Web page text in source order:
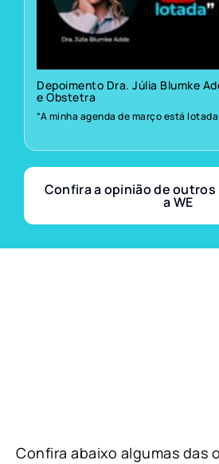
Depoimento Dra. Júlia Blumke
e Obstetra
“A minha agenda de março está
Confira a opinião de
a WE
Confira abaixo algumas das